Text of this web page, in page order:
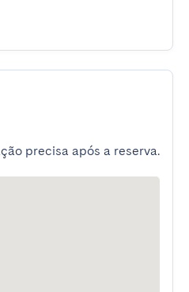
precisa após a reserva.